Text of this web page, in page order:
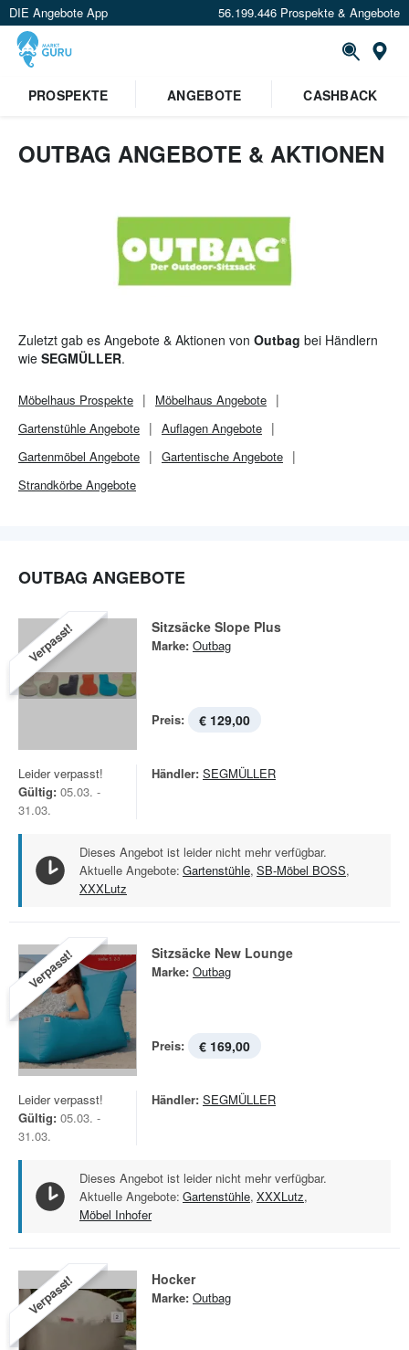
DIE Angebote App 56.199.446 Prospekte & Angebote
PROSPEKTE ANGEBOTE CASHBACK
OUTBAG ANGEBOTE & AKTIONEN
Zuletzt gab es Angebote & Aktionen von Outbag bei Händlern
wie SEGMÜLLER.
Möbelhaus Prospekte Möbelhaus Angebote
Gartenstühle Angebote
Auflagen Angebote
Gartenmöbel Angebote
Gartentische Angebote
Strandkörbe Angebote
OUTBAG ANGEBOTE
Verpasst! Sitzsäcke Slope Plus
Marke: Outbag
Preis: € 129,00
Leider verpasst!
Gültig: 05.03. -
31.03.
Händler: SEGMÜLLER
Dieses Angebot ist leider nicht mehr verfügbar.
Aktuelle Angebote: Gartenstühle, SB-Möbel BOSS,
XXXLutz
Verpasst! Sitzsäcke New Lounge
Marke: Outbag
Preis: € 169,00
Leider verpasst!
Gültig: 05.03. -
31.03.
Händler: SEGMÜLLER
Dieses Angebot ist leider nicht mehr verfügbar.
Aktuelle Angebote: Gartenstühle, XXXLutz,
Möbel Inhofer
Verpasst! Hocker
Marke: Outbag